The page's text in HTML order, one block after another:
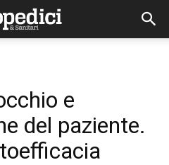
e
del paziente.